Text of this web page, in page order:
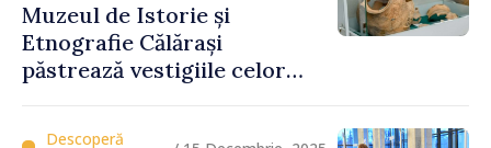
Muzeul de Istorie și
Etnografie Călărași
păstrează vestigiile celor